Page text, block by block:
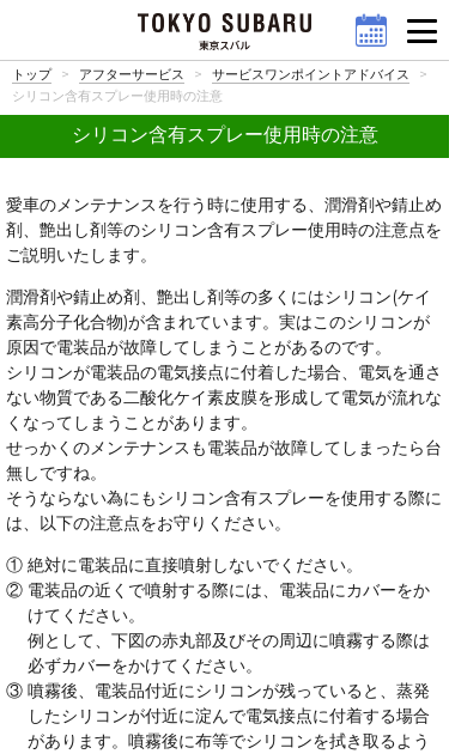
トップ アフターサービス
サービスワンポイントアドバイス
シリコン含有スプレー使用時の注意
シリコン含有スプレー使用時の注意
愛車のメンテナンスを行う時に使用する、潤滑剤や錆止め
剤、艶出し剤等のシリコン含有スプレー使用時の注意点を
ご説明いたします。
潤滑剤や錆止め剤、艶出し剤等の多くにはシリコン(ケイ
素高分子化合物)が含まれています。実はこのシリコンが
原因で電装品が故障してしまうことがあるのです。
シリコンが電装品の電気接点に付着した場合、電気を通さ
ない物質である二酸化ケイ素皮膜を形成して電気が流れな
くなってしまうことがあります。
せっかくのメンテナンスも電装品が故障してしまったら台
無しですね。
そうならない為にもシリコン含有スプレーを使用する際に
は、以下の注意点をお守りください。
① 絶対に電装品に直接噴射しないでください。
② 電装品の近くで噴射する際には、電装品にカバーをか
けてください。
例として、下図の赤丸部及びその周辺に噴霧する際は
必ずカバーをかけてください。
③ 噴霧後、電装品付近にシリコンが残っていると、蒸発
したシリコンが付近に淀んで電気接点に付着する場合
があります。噴霧後に布等でシリコンを拭き取るよう